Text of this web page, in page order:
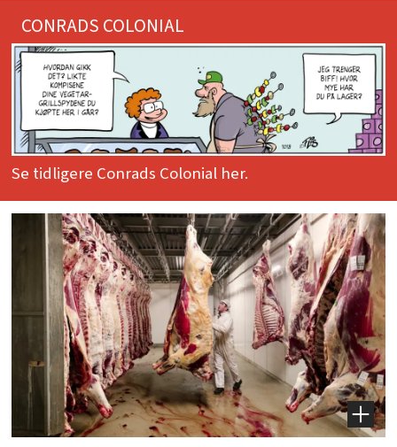
CONRADS COLONIAL
Se tidligere Conrads Colonial her.